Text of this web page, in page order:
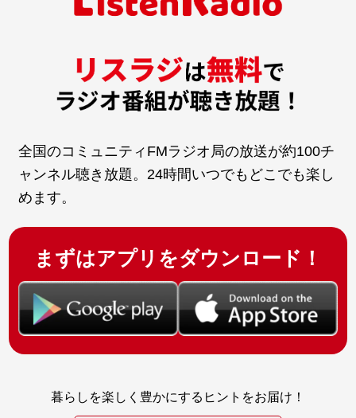
全国のコミュニティFMラジオ局の放送が約100チ
ャンネル聴き放題。24時間いつでもどこでも楽し
めます。
まずはアプリをダウンロード！
暮らしを楽しく豊かにするヒントをお届け！